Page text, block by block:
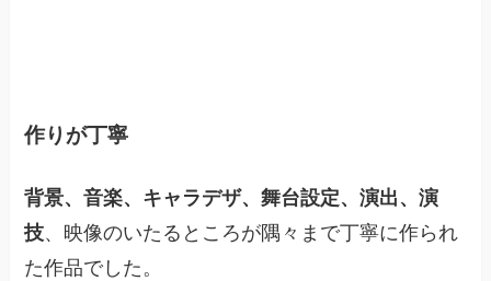
作りが丁寧
背景、音楽、キャラデザ、舞台設定、演出、演
技、映像のいたるところが隅々まで丁寧に作られ
た作品でした。